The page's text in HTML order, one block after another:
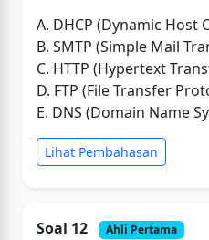
A. DHCP (Dynamic
B. SMTP (Simple Mail
C. HTTP (Hypertext
D. FTP (File Transfer
E. DNS (Domain Name
Lihat Pembahasan
Soal 12 Ahli Pertama